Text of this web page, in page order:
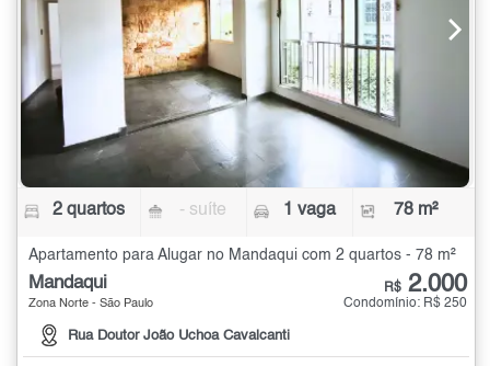
2 quartos - suíte 1 vaga 78 m²
Apartamento para Alugar no Mandaqui com 2 quartos - 78 m²
Mandaqui
Zona Norte - São Paulo
Rua Doutor João Uchoa Cavalcanti
R$ 2.000
Condomínio: R$ 250